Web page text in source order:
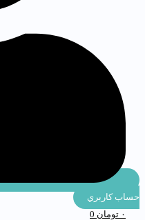
كاربري
تومان 0